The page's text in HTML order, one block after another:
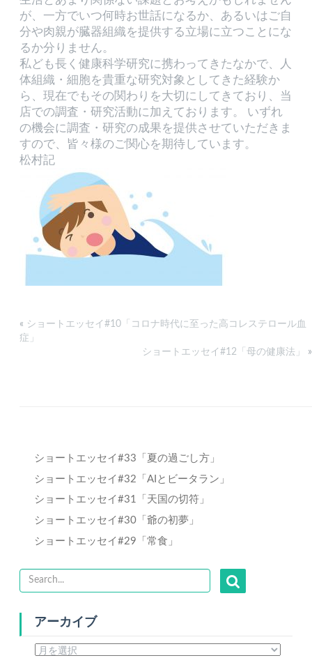
が、一方でいつ何時お世話になるか、あるいはご自
分や肉親が臓器組織を提供する立場に立つことにな
るか分りません。
私ども長く健康科学研究に携わってきたなかで、人
体組織・細胞を貴重な研究対象としてきた経験か
ら、現在でもその関わりを大切にしてきており、当
店での調査・研究活動に加えております。 いずれ
の機会に調査・研究の成果を提供させていただきま
すので、皆々様のご関心を期待しています。
松村記
« ショートエッセイ#10「コロナ時代に至った高コレステロール血
症」
ショートエッセイ#12「母の健康法」
»
ショートエッセイ#33「夏の過ごし方」
ショートエッセイ#32「AIとビータラン」
ショートエッセイ#31「天国の切符」
ショートエッセイ#30「爺の初夢」
ショートエッセイ#29「常食」
アーカイブ